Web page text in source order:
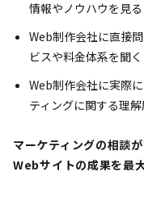
情報やノウハウを見る
Web制作会社に直接
ビスや料金体系を聞く
Web制作会社に実際
ティングに関する理
マーケティングの相談
Webサイトの成果を最